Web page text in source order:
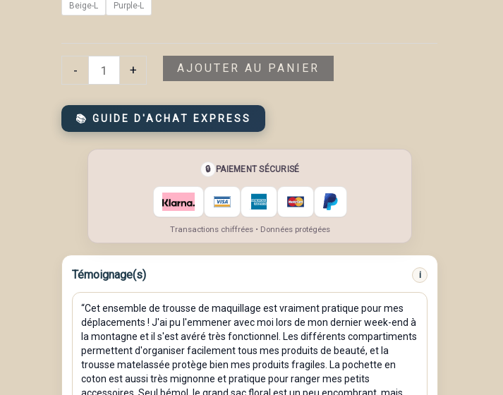
Beige-L Purple-L
-
quantité
de
Ensemble
de
maquillage
matelassée,
grands
sacs
maquillage
floraux
pour
+ AJOUTER AU PANIER
📚 GUIDE D'ACHAT EXPRESS
🔒 PAIEMENT SÉCURISÉ
Transactions chiffrées • Données protégées
Témoignage(s) i
“Cet ensemble de trousse de maquillage est vraiment pratique pour mes
déplacements ! J'ai pu l'emmener avec moi lors de mon dernier week-end à
la montagne et il s'est avéré très fonctionnel. Les différents compartiments
permettent d'organiser facilement tous mes produits de beauté, et la
trousse matelassée protège bien mes produits fragiles. La pochette en
coton est aussi très mignonne et pratique pour ranger mes petits
accessoires. Seul bémol, le grand sac floral est un peu encombrant, mais